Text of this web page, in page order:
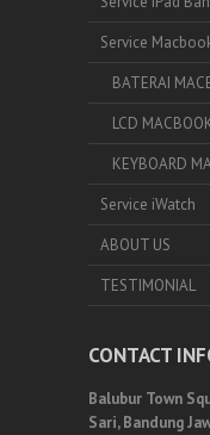
Service
BATERAI
LCD
KEYBOARD
Service iWatch
ABOUT US
TESTIMONIAL
CONTACT
Balubur Town
Sari, Bandung